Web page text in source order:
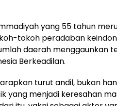
yang 55 tahun
tokoh peradaban
daerah menggaunkan
Berkeadilan.
turut andil, bukan
yang menjadi keresahan